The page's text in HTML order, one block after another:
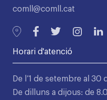
comll@comll.cat
Horari d'atenció
De l’1 de setembre al 30
De dilluns a dijous: de